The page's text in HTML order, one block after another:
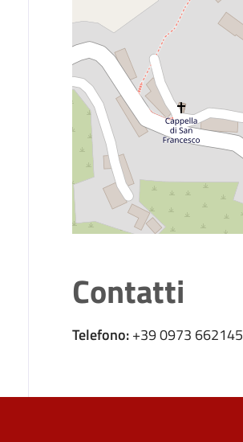
Contatti
Telefono:+39 0973 662145